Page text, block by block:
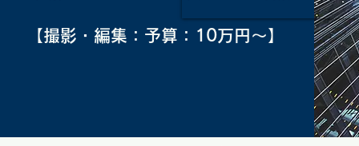
【撮影・編集：予算：10万円～】